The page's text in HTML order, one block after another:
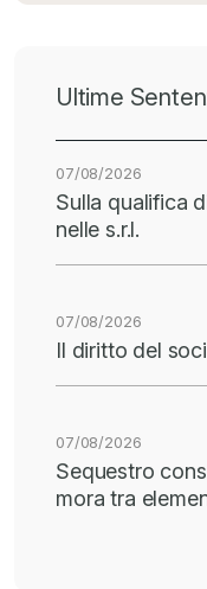
Ultime
07/08/2026
Sulla qualifica
nelle s.r.l.
07/08/2026
Il diritto del
07/08/2026
Sequestro
mora tra